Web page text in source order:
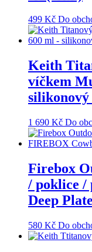
499 Kč Do
Keith
víčkem
silikonový
1 690 Kč Do
Firebox
/ poklice /
Deep
580 Kč Do